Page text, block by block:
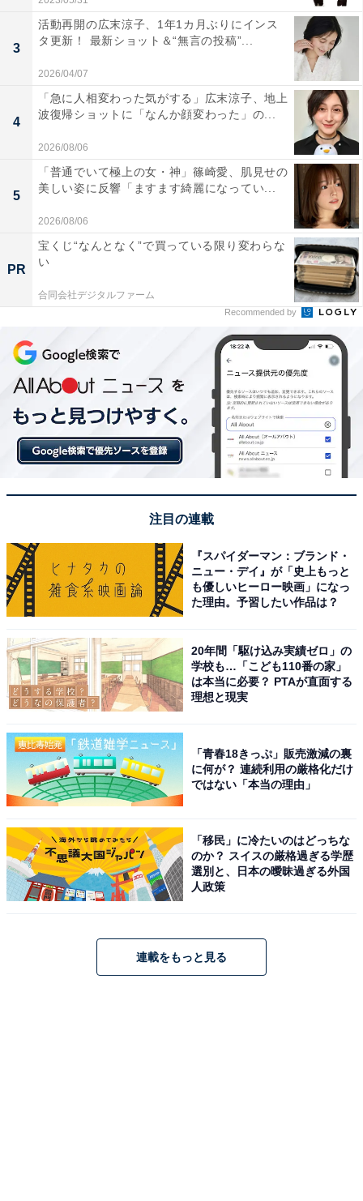
3
活動再開の広末涼子、1年1カ月ぶりにインス
タ更新！ 最新ショット＆“無言の投稿”...
2026/04/07
4
「急に人相変わった気がする」広末涼子、地上
波復帰ショットに「なんか顔変わった」の...
2026/08/06
5
「普通でいて極上の女・神」篠崎愛、肌見せの
美しい姿に反響「ますます綺麗になってい...
2026/08/06
PR
宝くじ“なんとなく”で買っている限り変わらな
い
合同会社デジタルファーム
Recommended by
注目の連載
『スパイダーマン：ブランド・
ニュー・デイ』が「史上もっと
も優しいヒーロー映画」になっ
た理由。予習したい作品は？
20年間「駆け込み実績ゼロ」の
学校も…「こども110番の家」
は本当に必要？ PTAが直面する
理想と現実
「青春18きっぷ」販売激減の裏
に何が？ 連続利用の厳格化だけ
ではない「本当の理由」
「移民」に冷たいのはどっちな
のか？ スイスの厳格過ぎる学歴
選別と、日本の曖昧過ぎる外国
人政策
連載をもっと見る